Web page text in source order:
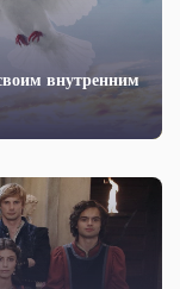
внутренним